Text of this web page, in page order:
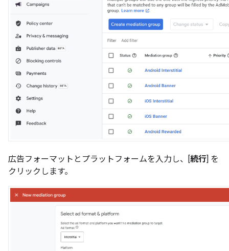
広告フォーマットとプラットフォームを入力し、[続行] を
クリックします。